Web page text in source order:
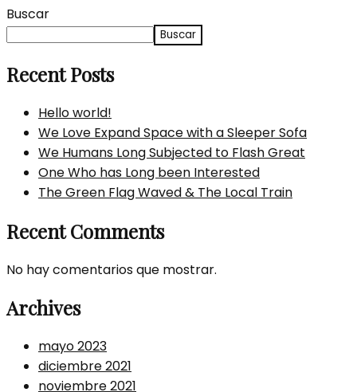
Buscar
Buscar
Recent Posts
Hello world!
We Love Expand Space with a Sleeper Sofa
We Humans Long Subjected to Flash Great
One Who has Long been Interested
The Green Flag Waved & The Local Train
Recent Comments
No hay comentarios que mostrar.
Archives
mayo 2023
diciembre 2021
noviembre 2021